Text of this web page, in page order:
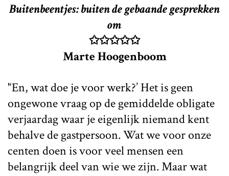
Buitenbeentjes: buiten de gebaande gesprekken
om
✩✩✩✩✩
Marte Hoogenboom
'‘En, wat doe je voor werk?’ Het is geen
ongewone vraag op de gemiddelde obligate
verjaardag waar je eigenlijk niemand kent
behalve de gastpersoon. Wat we voor onze
centen doen is voor veel mensen een
belangrijk deel van wie we zijn. Maar wat